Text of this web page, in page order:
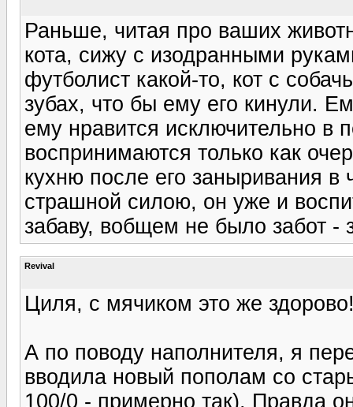
Раньше, читая про ваших
кота, сижу с изодранными
футболист какой-то, кот с
зубах, что бы ему его кинули.
ему нравится исключительно в
воспринимаются только как
кухню после его заныривания в
страшной силою, он уже и
забаву, вобщем не было забот -
Revival
Циля, с мячиком это же
А по поводу наполнителя, я
вводила новый пополам со
100/0 - примерно так). Правда